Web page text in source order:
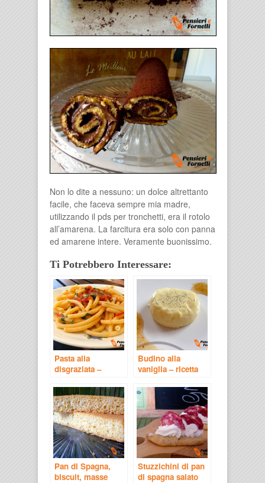
Non lo dite a nessuno: un dolce altrettanto
facile, che faceva sempre mia madre,
utilizzando il pds per tronchetti, era il rotolo
all’amarena. La farcitura era solo con panna
ed amarene intere. Veramente buonissimo.
Ti Potrebbero Interessare:
Pasta alla
disgraziata –
Budino alla
vaniglia – ricetta
Pan di Spagna,
biscuit, masse
Stuzzichini di pan
di spagna salato